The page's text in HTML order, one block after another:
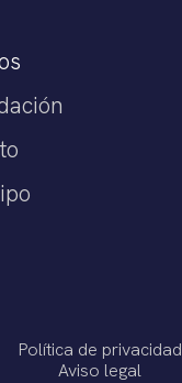
Política de privacidad
Aviso legal